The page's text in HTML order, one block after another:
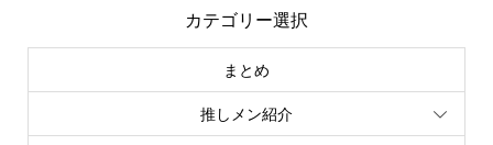
カテゴリー選択
まとめ
推しメン紹介